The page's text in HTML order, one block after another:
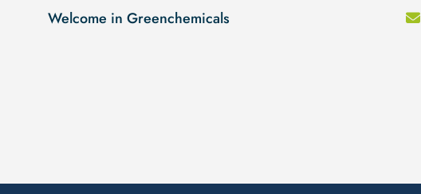
Welcome in Greenchemicals